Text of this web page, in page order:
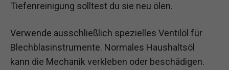
Tiefenreinigung solltest du sie neu ölen.
Verwende ausschließlich spezielles Ventilöl für
Blechblasinstrumente. Normales Haushaltsöl
kann die Mechanik verkleben oder beschädigen.